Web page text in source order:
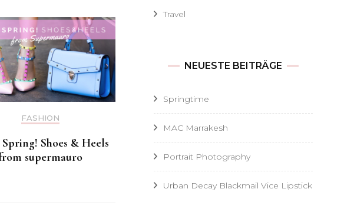
FASHION
Shoes & Heels
supermauro
Travel
NEUESTE BEITRÄGE
Springtime
MAC Marrakesh
Portrait Photography
Urban Decay Blackmail Vice Lipstick